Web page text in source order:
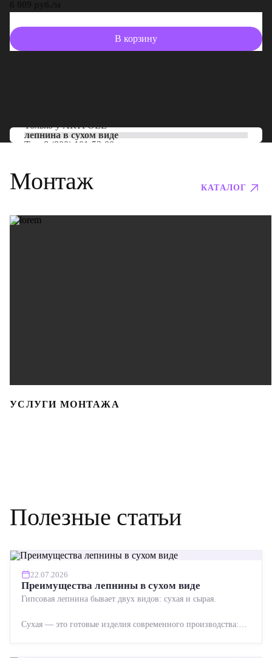
В корзину
Только уARTPOLE
лепнина в сухом виде
Тел: 8 (800) 101-53-00
Монтаж КАТАЛОГ
УСЛУГИ МОНТАЖА
Полезные статьи
22.07.2026
Преимущества лепнины в сухом виде
Гипсовая лепнина бывает двух видов: сухая и сырая.
Сухая — это готовые изделия современного производства: